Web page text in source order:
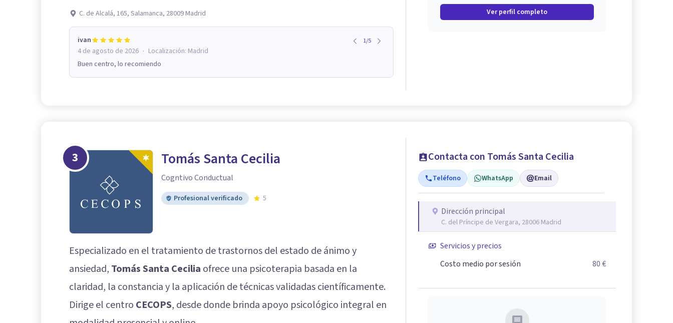
C. de Alcalá, 165, Salamanca, 28009 Madrid
ivan 1/5
4 de agosto de 2026 · Localización: Madrid
Buen centro, lo recomiendo
Ver perfil completo
3 Tomás Santa Cecilia
Cogntivo Conductual
Profesional verificado 5
Especializado en el tratamiento de trastornos del estado de ánimo y
ansiedad, Tomás Santa Cecilia ofrece una psicoterapia basada en la
claridad, la constancia y la aplicación de técnicas validadas científicamente.
Dirige el centro CECOPS, desde donde brinda apoyo psicológico integral en
Contacta con Tomás Santa Cecilia
Teléfono WhatsApp Email
Dirección principal
C. del Príncipe de Vergara, 28006 Madrid
Servicios y precios
Costo medio por sesión
80 €